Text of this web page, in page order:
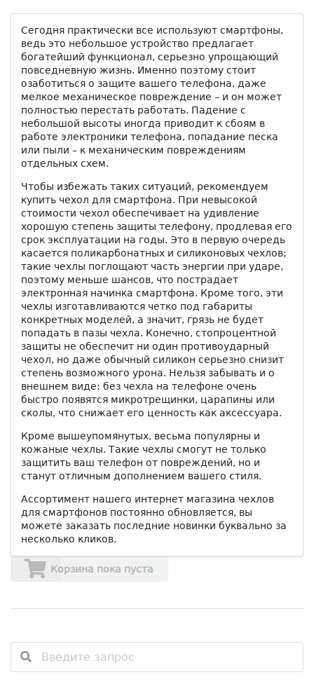
Сегодня практически все используют смартфоны,
ведь это небольшое устройство предлагает
богатейший функционал, серьезно упрощающий
повседневную жизнь. Именно поэтому стоит
озаботиться о защите вашего телефона, даже
мелкое механическое повреждение – и он может
полностью перестать работать. Падение с
небольшой высоты иногда приводит к сбоям в
работе электроники телефона, попадание песка
или пыли – к механическим повреждениям
отдельных схем.
Чтобы избежать таких ситуаций, рекомендуем
купить чехол для смартфона. При невысокой
стоимости чехол обеспечивает на удивление
хорошую степень защиты телефону, продлевая его
срок эксплуатации на годы. Это в первую очередь
касается поликарбонатных и силиконовых чехлов;
такие чехлы поглощают часть энергии при ударе,
поэтому меньше шансов, что пострадает
электронная начинка смартфона. Кроме того, эти
чехлы изготавливаются четко под габариты
конкретных моделей, а значит, грязь не будет
попадать в пазы чехла. Конечно, стопроцентной
защиты не обеспечит ни один противоударный
чехол, но даже обычный силикон серьезно снизит
степень возможного урона. Нельзя забывать и о
внешнем виде: без чехла на телефоне очень
быстро появятся микротрещинки, царапины или
сколы, что снижает его ценность как аксессуара.
Кроме вышеупомянутых, весьма популярны и
кожаные чехлы. Такие чехлы смогут не только
защитить ваш телефон от повреждений, но и
станут отличным дополнением вашего стиля.
Ассортимент нашего интернет магазина чехлов
для смартфонов постоянно обновляется, вы
можете заказать последние новинки буквально за
несколько кликов.
Корзина пока пуста